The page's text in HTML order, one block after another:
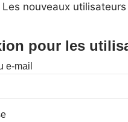
Les nouveaux
pour les
e-mail